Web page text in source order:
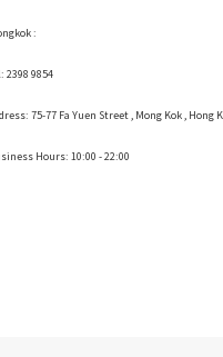
:
2398 9854
75-77 Fa Yuen Street , Mong Kok, Hong
Hours: 10:00 - 22:00